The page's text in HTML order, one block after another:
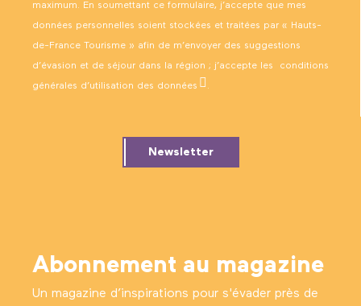
maximum. En soumettant ce formulaire, j’accepte que mes
données personnelles soient stockées et traitées par « Hauts-
de-France Tourisme » afin de m’envoyer des suggestions
d’évasion et de séjour dans la région ; j’accepte les conditions
générales d’utilisation des données .
Newsletter
Abonnement au magazine
Un magazine d’inspirations pour s'évader près de